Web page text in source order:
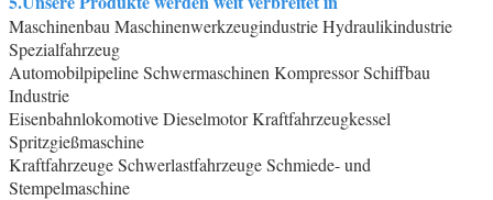
Maschinenbau Maschinenwerkzeugindustrie Hydraulikindustrie
Spezialfahrzeug
Automobilpipeline Schwermaschinen Kompressor Schiffbau
Industrie
Eisenbahnlokomotive Dieselmotor Kraftfahrzeugkessel
Spritzgießmaschine
Kraftfahrzeuge Schwerlastfahrzeuge Schmiede- und
Stempelmaschine